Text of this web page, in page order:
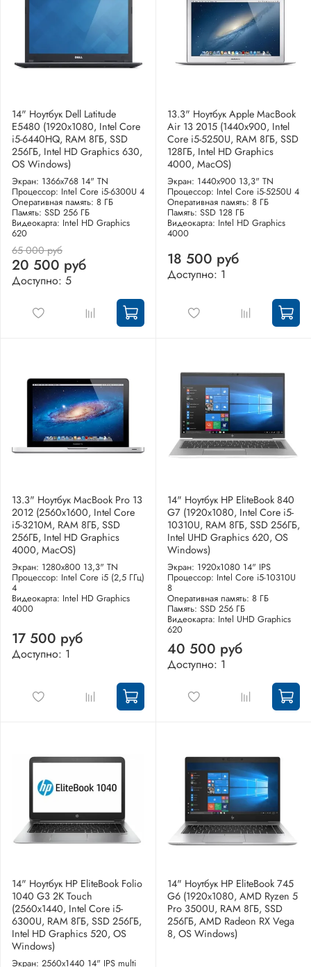
14" Ноутбук Dell Latitude
E5480 (1920х1080, Intel Core
i5-6440HQ, RAM 8ГБ, SSD
256ГБ, Intel HD Graphics 630,
OS Windows)
Экран: 1366x768 14" TN
Процессор: Intel Core i5-6300U 4
Оперативная память: 8 ГБ
Память: SSD 256 ГБ
Видеокарта: Intel HD Graphics
620
65 000 руб
20 500 руб
Доступно: 5
13.3" Ноутбук Apple MacBook
Air 13 2015 (1440x900, Intel
Core i5-5250U, RAM 8ГБ, SSD
128ГБ, Intel HD Graphics
4000, MacOS)
Экран: 1440x900 13,3" TN
Процессор: Intel Core i5-5250U 4
Оперативная память: 8 ГБ
Память: SSD 128 ГБ
Видеокарта: Intel HD Graphics
4000
18 500 руб
Доступно: 1
13.3" Ноутбук MacBook Pro 13
2012 (2560x1600, Intel Core
i5-3210M, RAM 8ГБ, SSD
256ГБ, Intel HD Graphics
4000, MacOS)
Экран: 1280x800 13,3" TN
Процессор: Intel Core i5 (2,5 ГГц)
4
Видеокарта: Intel HD Graphics
4000
17 500 руб
Доступно: 1
14" Ноутбук HP EliteBook 840
G7 (1920x1080, Intel Core i5-
10310U, RAM 8ГБ, SSD 256ГБ,
Intel UHD Graphics 620, OS
Windows)
Экран: 1920x1080 14" IPS
Процессор: Intel Core i5-10310U
8
Оперативная память: 8 ГБ
Память: SSD 256 ГБ
Видеокарта: Intel UHD Graphics
620
40 500 руб
Доступно: 1
14" Ноутбук HP EliteBook Folio
1040 G3 2K Touch
(2560x1440, Intel Core i5-
6300U, RAM 8ГБ, SSD 256ГБ,
Intel HD Graphics 520, OS
Windows)
Экран: 2560x1440 14" IPS multi
14" Ноутбук HP EliteBook 745
G6 (1920x1080, AMD Ryzen 5
Pro 3500U, RAM 8ГБ, SSD
256ГБ, AMD Radeon RX Vega
8, OS Windows)